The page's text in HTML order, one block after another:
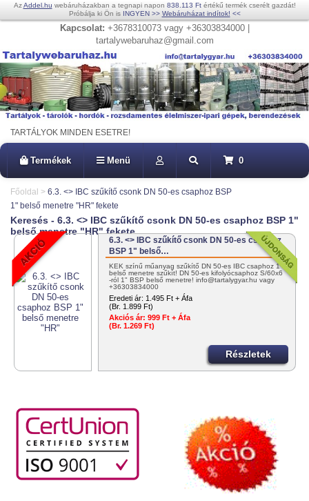
AzAddel.hu webáruházakban a tegnapi napon 838.113 Ftértékű termék cserélt gazdát!
Próbálja ki Ön is INGYEN >> Webáruházat indítok! <<
Kapcsolat: +3678310073 vagy +36303834000 |
tartalywebaruhaz@gmail.com
TARTÁLYOK MINDEN ESETRE!
Termékek Menü 0
Főoldal > 6.3. <> IBC szűkítő csonk DN 50-es csaphoz BSP
1" belső menetre "HR" fekete
Keresés - 6.3. <> IBC szűkítő csonk DN 50-es csaphoz BSP 1"
belső menetre "HR" fekete
6.3. <> IBC szűkítő csonk DN 50-es csaphoz
BSP 1" belső…
KÉK színű műanyag szűkítő DN 50-es IBC csaphoz 1"
belső menetre szűkít! DN 50-es kifolyócsaphoz S/60x6
-ról 1" BSP belső menetre! info@tartalygyar.hu vagy
+36303834000
Eredeti ár: 1.495 Ft + Áfa
(Br. 1.899 Ft)
Akciós ár: 999 Ft + Áfa
(Br. 1.269 Ft)
Részletek